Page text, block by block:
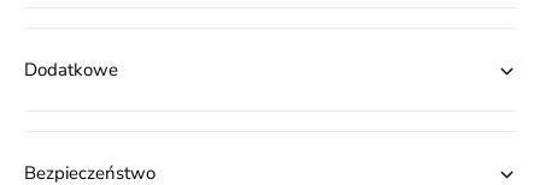
pupila. Warto przy tym wspomnieć, że na
ataku pasożytów zewnętrznych.
Dodatkowe
Bezpieczeństwo